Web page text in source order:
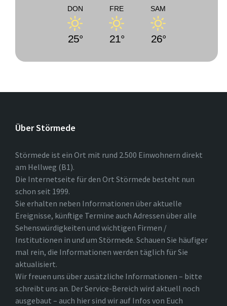
DON
25°
FRE
21°
SAM
26°
Über Störmede
Störmede ist ein Ort mit rund 2.500 Einwohnern direkt
am Hellweg (B1).
Die Internetseite für den Ort Störmede besteht nun
schon seit 1999.
Sie erhalten neben Informationen über aktuelle
Ereignisse, künftige Termine auch Adressen über alle
Sehenswürdigkeiten und wichtigen Firmen /
Institutionen in und um Störmede. Schauen Sie häufiger
mal rein, die Informationen werden täglich für Sie
aktualisiert.
Wir freuen uns über zusätzliche Informationen – bitte
schreibt uns an. Der Service-Bereich wird aktuell noch
ausgebaut – auch hier sind wir auf Infos von Euch